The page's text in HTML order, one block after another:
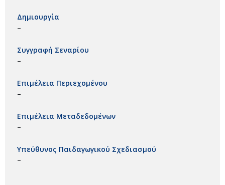
Δημιουργία
–
Συγγραφή Σεναρίου
–
Επιμέλεια Περιεχομένου
–
Επιμέλεια Μεταδεδομένων
–
Υπεύθυνος Παιδαγωγικού Σχεδιασμού
–